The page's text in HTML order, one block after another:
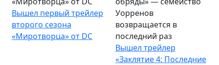
Вышел первый трейлер
второго сезона
«Миротворца» от DC
Уорренов
возвращается в
последний раз
Вышел трейлер
«Заклятие 4: Последние